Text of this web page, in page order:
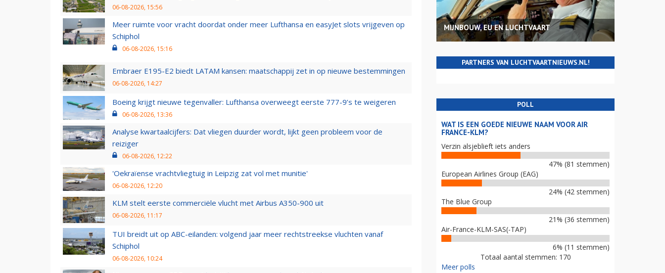
06-08-2026, 15:56
Meer ruimte voor vracht doordat onder meer Lufthansa en easyJet slots vrijgeven op
Schiphol
06-08-2026, 15:16
Embraer E195-E2 biedt LATAM kansen: maatschappij zet in op nieuwe bestemmingen
06-08-2026, 14:27
Boeing krijgt nieuwe tegenvaller: Lufthansa overweegt eerste 777-9’s te weigeren
06-08-2026, 13:36
Analyse kwartaalcijfers: Dat vliegen duurder wordt, lijkt geen probleem voor de
reiziger
06-08-2026, 12:22
'Oekraïense vrachtvliegtuig in Leipzig zat vol met munitie'
06-08-2026, 12:20
KLM stelt eerste commerciële vlucht met Airbus A350-900 uit
06-08-2026, 11:17
TUI breidt uit op ABC-eilanden: volgend jaar meer rechtstreekse vluchten vanaf
Schiphol
06-08-2026, 10:24
MIJNBOUW, EU EN LUCHTVAART
PARTNERS VAN LUCHTVAARTNIEUWS.NL!
POLL
WAT IS EEN GOEDE NIEUWE NAAM VOOR AIR
FRANCE-KLM?
Verzin alsjeblieft iets anders
47% (81 stemmen)
European Airlines Group (EAG)
24% (42 stemmen)
The Blue Group
21% (36 stemmen)
Air-France-KLM-SAS(-TAP)
6% (11 stemmen)
Totaal aantal stemmen: 170
Meer polls